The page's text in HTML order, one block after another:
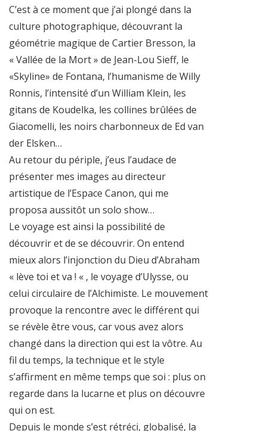
C’est à ce moment que j’ai plongé dans la
culture photographique, découvrant la
géométrie magique de Cartier Bresson, la
« Vallée de la Mort » de Jean-Lou Sieff, le
«Skyline» de Fontana, l’humanisme de Willy
Ronnis, l’intensité d’un William Klein, les
gitans de Koudelka, les collines brûlées de
Giacomelli, les noirs charbonneux de Ed van
der Elsken…
Au retour du périple, j’eus l’audace de
présenter mes images au directeur
artistique de l’Espace Canon, qui me
proposa aussitôt un solo show…
Le voyage est ainsi la possibilité de
découvrir et de se découvrir. On entend
mieux alors l’injonction du Dieu d’Abraham
« lève toi et va ! « , le voyage d’Ulysse, ou
celui circulaire de l’Alchimiste. Le mouvement
provoque la rencontre avec le différent qui
se révèle être vous, car vous avez alors
changé dans la direction qui est la vôtre. Au
fil du temps, la technique et le style
s’affirment en même temps que soi : plus on
regarde dans la lucarne et plus on découvre
qui on est.
Depuis le monde s’est rétréci, globalisé, la